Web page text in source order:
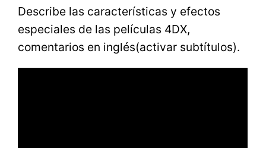
Describe las características y efectos
especiales de las películas 4DX,
comentarios en inglés(activar subtítulos).